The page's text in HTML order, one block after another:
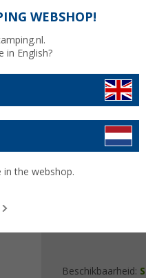
aan te
€ 60,99
Prijzen incl. BTWgratis
Verzeker tot 5%
Beschikbaarheid:
WEBSHOP!
in English?
in the webshop.